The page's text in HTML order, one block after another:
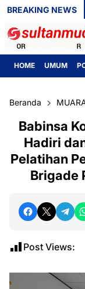
BREAKING NEWS
HOME UMUM
Beranda
Babinsa
Hadiri
Pelatihan
Brigade
Post Views: